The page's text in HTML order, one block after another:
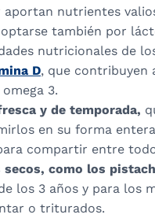
aportan nutrientes
optarse también por
nutricionales de
D, que contribuyen
3.
y de temporada,
en su forma
compartir entre
secos, como los
los 3 años y para los
o triturados.